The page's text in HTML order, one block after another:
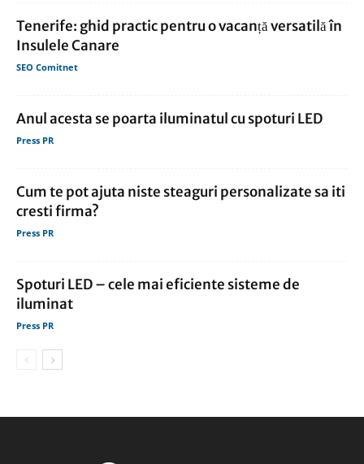
Tenerife: ghid practic pentru o vacanță versatilă în
Insulele Canare
SEO Comitnet
Anul acesta se poarta iluminatul cu spoturi LED
Press PR
Cum te pot ajuta niste steaguri personalizate sa iti
cresti firma?
Press PR
Spoturi LED – cele mai eficiente sisteme de
iluminat
Press PR